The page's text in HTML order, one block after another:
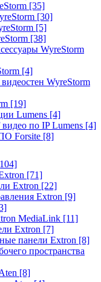
[35]
[30]
[5]
[38]
WyreStorm
[4]
WyreStorm
[19]
Lumens [4]
видео по IP Lumens [4]
Forsite [8]
[71]
Extron [22]
Extron [9]
MediaLink [11]
Extron [7]
панели Extron [8]
пространства
[8]